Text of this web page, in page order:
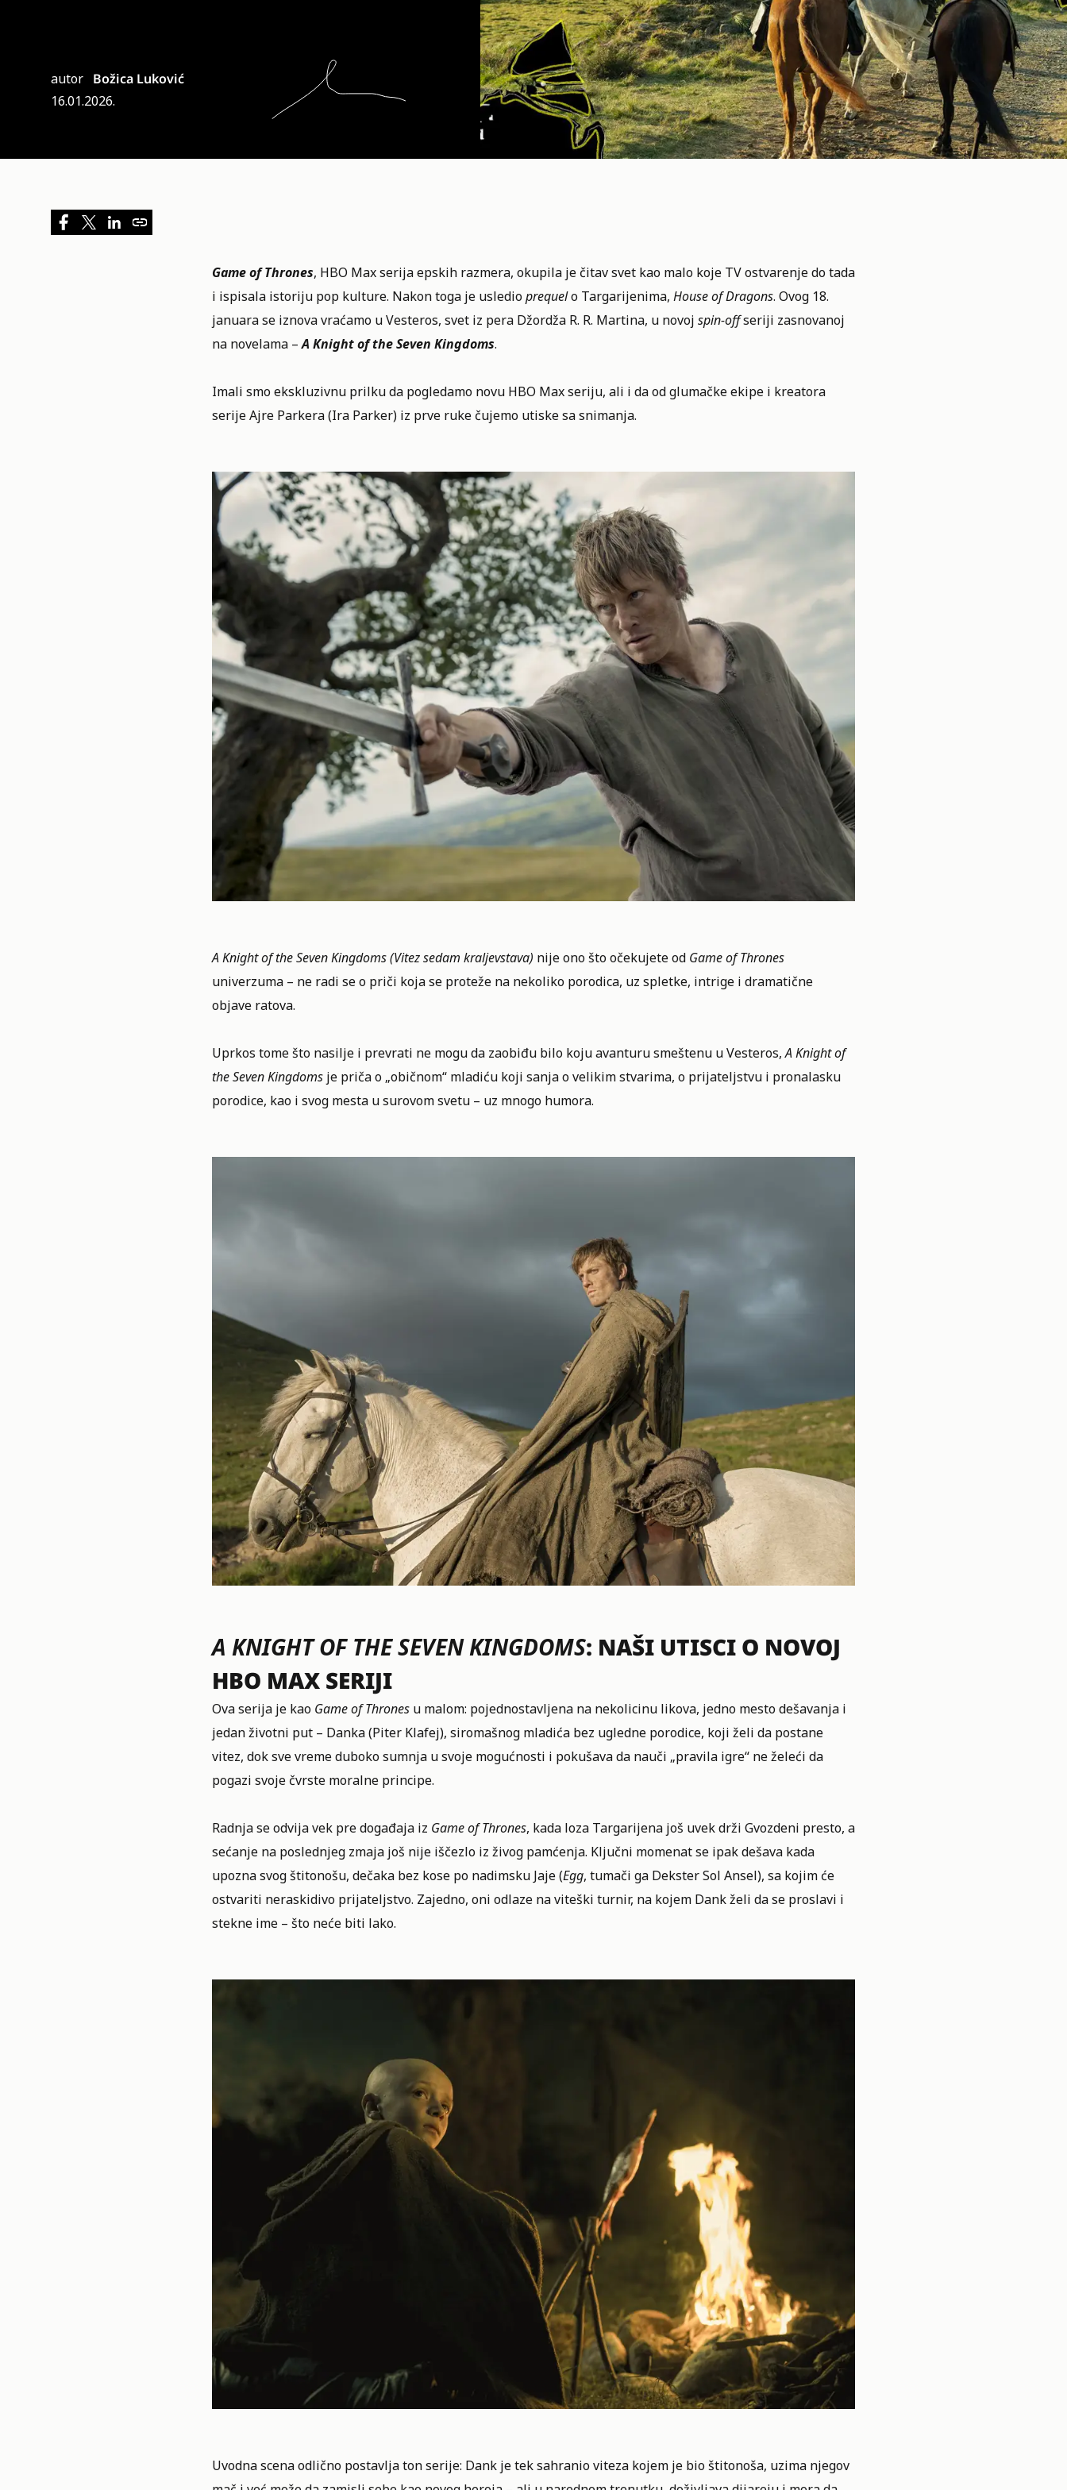
autor Božica Luković
16.01.2026.
Game of Thrones, HBO Max serija epskih razmera, okupila je čitav svet kao malo koje TV ostvarenje do tada
i ispisala istoriju pop kulture. Nakon toga je usledioprequelo Targarijenima, House of Dragons. Ovog 18.
januara se iznova vraćamo u Vesteros, svet iz pera Džordža R. R. Martina, u novoj spin-offseriji zasnovanoj
na novelama –A Knight of the Seven Kingdoms.
Imali smo ekskluzivnu prilku da pogledamo novu HBO Max seriju, ali i da od glumačke ekipe i kreatora
serije Ajre Parkera (Ira Parker) iz prve ruke čujemo utiske sa snimanja.
A Knight of the Seven Kingdoms (Vitez sedam kraljevstava) nije ono što očekujete od Game of Thrones
univerzuma – ne radi se o priči koja se proteže na nekoliko porodica, uz spletke, intrige i dramatične
objave ratova.
Uprkos tome što nasilje i prevrati ne mogu da zaobiđu bilo koju avanturu smeštenu u Vesteros,A Knight of
the Seven Kingdomsje priča o „običnom“ mladiću koji sanja o velikim stvarima, o prijateljstvu i pronalasku
porodice, kao i svog mesta u surovom svetu – uz mnogo humora.
A KNIGHT OF THE SEVEN KINGDOMS: NAŠI UTISCI O NOVOJ
HBO MAX SERIJI
Ova serija je kao Game of Thronesu malom: pojednostavljena na nekolicinu likova, jedno mesto dešavanja i
jedan životni put – Danka (Piter Klafej), siromašnog mladića bez ugledne porodice, koji želi da postane
vitez, dok sve vreme duboko sumnja u svoje mogućnosti i pokušava da nauči „pravila igre“ ne želeći da
pogazi svoje čvrste moralne principe.
Radnja se odvija vek pre događaja iz Game of Thrones, kada loza Targarijena još uvek drži Gvozdeni presto, a
sećanje na poslednjeg zmaja još nije iščezlo iz živog pamćenja. Ključni momenat se ipak dešava kada
upozna svog štitonošu, dečaka bez kose po nadimsku Jaje (Egg, tumači ga Dekster Sol Ansel), sa kojim će
ostvariti neraskidivo prijateljstvo. Zajedno, oni odlaze na viteški turnir, na kojem Dank želi da se proslavi i
stekne ime – što neće biti lako.
Uvodna scena odlično postavlja ton serije: Dank je tek sahranio viteza kojem je bio štitonoša, uzima njegov